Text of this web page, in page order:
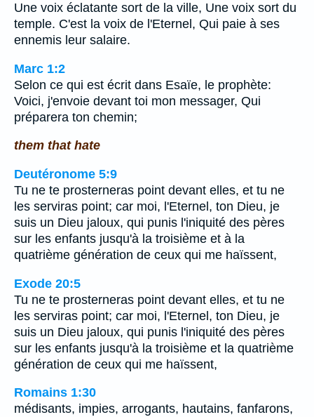
Une voix éclatante sort de la ville, Une voix sort du
temple. C'est la voix de l'Eternel, Qui paie à ses
ennemis leur salaire.
Marc 1:2
Selon ce qui est écrit dans Esaïe, le prophète:
Voici, j'envoie devant toi mon messager, Qui
préparera ton chemin;
them that hate
Deutéronome 5:9
Tu ne te prosterneras point devant elles, et tu ne
les serviras point; car moi, l'Eternel, ton Dieu, je
suis un Dieu jaloux, qui punis l'iniquité des pères
sur les enfants jusqu'à la troisième et à la
quatrième génération de ceux qui me haïssent,
Exode 20:5
Tu ne te prosterneras point devant elles, et tu ne
les serviras point; car moi, l'Eternel, ton Dieu, je
suis un Dieu jaloux, qui punis l'iniquité des pères
sur les enfants jusqu'à la troisième et la quatrième
génération de ceux qui me haïssent,
Romains 1:30
médisants, impies, arrogants, hautains, fanfarons,